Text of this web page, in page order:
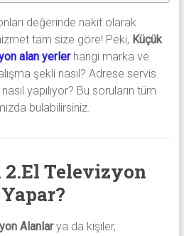
değerinde nakit olarak
tam size göre! Peki, Küçük
alan yerlerhangi marka ve
şekli nasıl? Adrese servis
yapılıyor? Bu soruların tüm
bulabilirsiniz.
2.El Televizyon
Alanlarya da kişiler,